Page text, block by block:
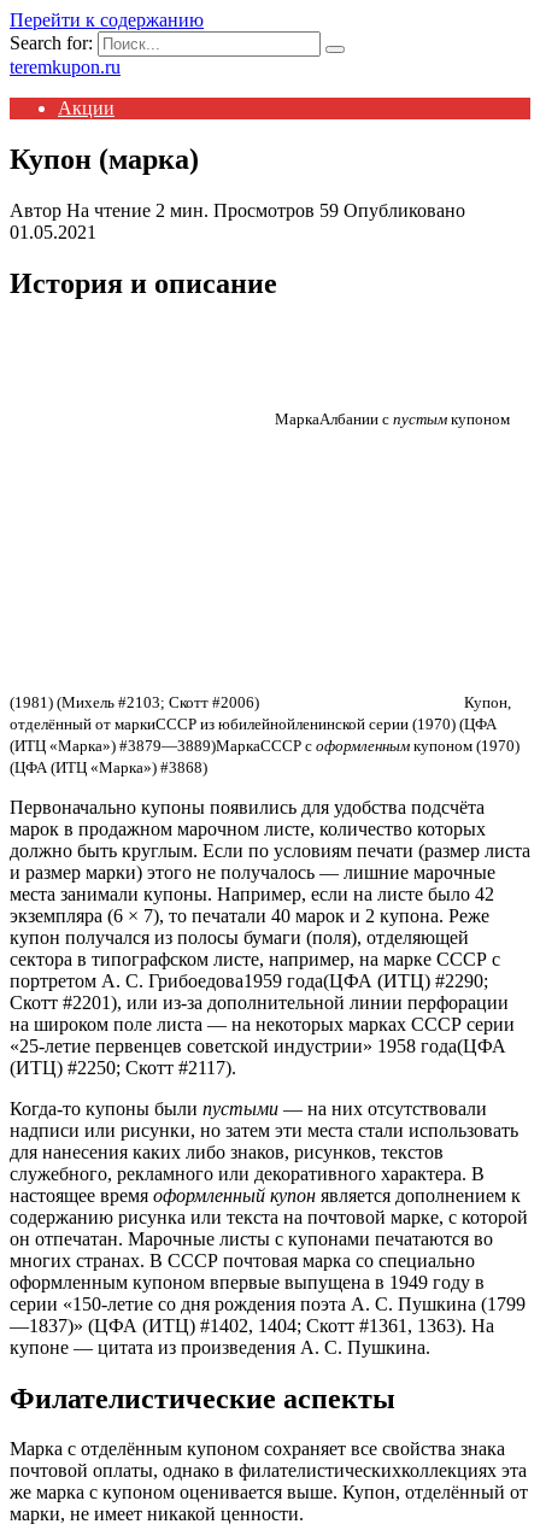
Перейти к содержанию
Search for:
teremkupon.ru
Акции
Купон (марка)
Автор На чтение 2 мин. Просмотров 59 Опубликовано
01.05.2021
История и описание
МаркаАлбании с пустым купоном
(1981) (Михель #2103; Скотт #2006)
Купон,
отделённый от маркиСССР из юбилейнойленинской серии (1970) (ЦФА
(ИТЦ «Марка») #3879—3889)МаркаСССР с оформленным купоном (1970)
(ЦФА (ИТЦ «Марка») #3868)
Первоначально купоны появились для удобства подсчёта
марок в продажном марочном листе, количество которых
должно быть круглым. Если по условиям печати (размер листа
и размер марки) этого не получалось — лишние марочные
места занимали купоны. Например, если на листе было 42
экземпляра (6 × 7), то печатали 40 марок и 2 купона. Реже
купон получался из полосы бумаги (поля), отделяющей
сектора в типографском листе, например, на марке СССР с
портретом А. С. Грибоедова1959 года(ЦФА (ИТЦ) #2290;
Скотт #2201), или из-за дополнительной линии перфорации
на широком поле листа — на некоторых марках СССР серии
«25-летие первенцев советской индустрии» 1958 года(ЦФА
(ИТЦ) #2250; Скотт #2117).
Когда-то купоны были пустыми — на них отсутствовали
надписи или рисунки, но затем эти места стали использовать
для нанесения каких либо знаков, рисунков, текстов
служебного, рекламного или декоративного характера. В
настоящее время оформленный купон является дополнением к
содержанию рисунка или текста на почтовой марке, с которой
он отпечатан. Марочные листы с купонами печатаются во
многих странах. В СССР почтовая марка со специально
оформленным купоном впервые выпущена в 1949 году в
серии «150-летие со дня рождения поэта А. С. Пушкина (1799
—1837)» (ЦФА (ИТЦ) #1402, 1404; Скотт #1361, 1363). На
купоне — цитата из произведения А. С. Пушкина.
Филателистические аспекты
Марка с отделённым купоном сохраняет все свойства знака
почтовой оплаты, однако в филателистическихколлекциях эта
же марка с купоном оценивается выше. Купон, отделённый от
марки, не имеет никакой ценности.